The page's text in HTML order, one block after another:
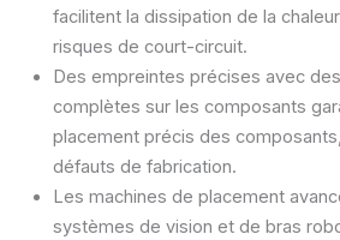
facilitent la dissipation de la
risques de court-circuit.
Des empreintes précises avec
complètes sur les composants
placement précis des
défauts de fabrication.
Les machines de placement
systèmes de vision et de bras